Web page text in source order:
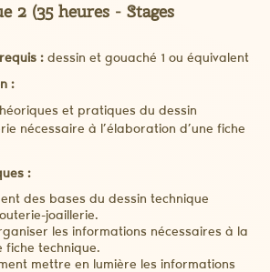
2 (35 heures - Stages
: dessin et gouaché 1 ou équivalent
:
et pratiques du dessin
nécessaire à l’élaboration d’une fiche
:
des bases du dessin technique
joaillerie.
les informations nécessaires à la
fiche technique.
mettre en lumière les informations